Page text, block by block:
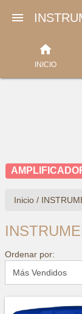


INICIO
Inicio /
Ordenar por: